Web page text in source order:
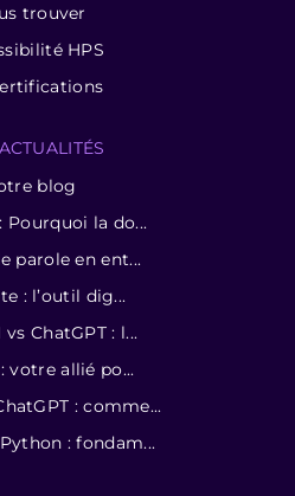
trouver
HPS
blog
Pourquoi la do...
parole en ent...
: l’outil dig...
ChatGPT : l...
votre allié po...
: comme...
: fondam...